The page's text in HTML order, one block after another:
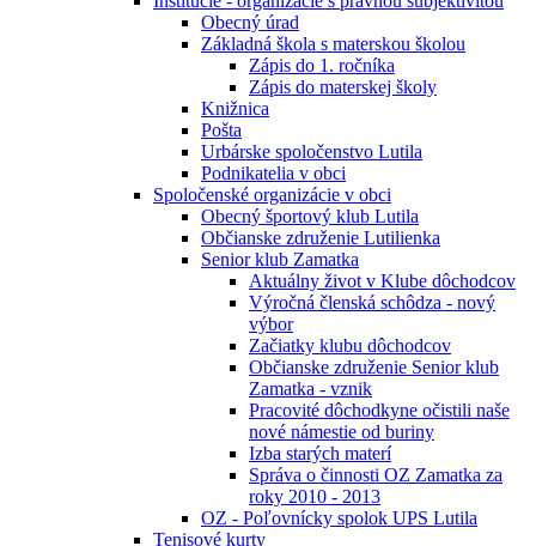
Obecný úrad
Základná škola s materskou školou
Zápis do 1. ročníka
Zápis do materskej školy
Knižnica
Pošta
Urbárske spoločenstvo Lutila
Podnikatelia v obci
Spoločenské organizácie v obci
Obecný športový klub Lutila
Občianske združenie Lutilienka
Senior klub Zamatka
Aktuálny život v Klube dôchodcov
Výročná členská schôdza - nový
výbor
Začiatky klubu dôchodcov
Občianske združenie Senior klub
Zamatka - vznik
Pracovité dôchodkyne očistili naše
nové námestie od buriny
Izba starých materí
Správa o činnosti OZ Zamatka za
roky 2010 - 2013
OZ - Poľovnícky spolok UPS Lutila
Tenisové kurty